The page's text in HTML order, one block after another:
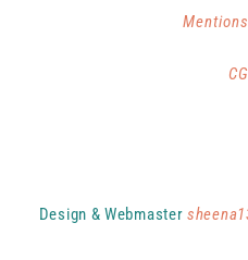
Design & Webmaster